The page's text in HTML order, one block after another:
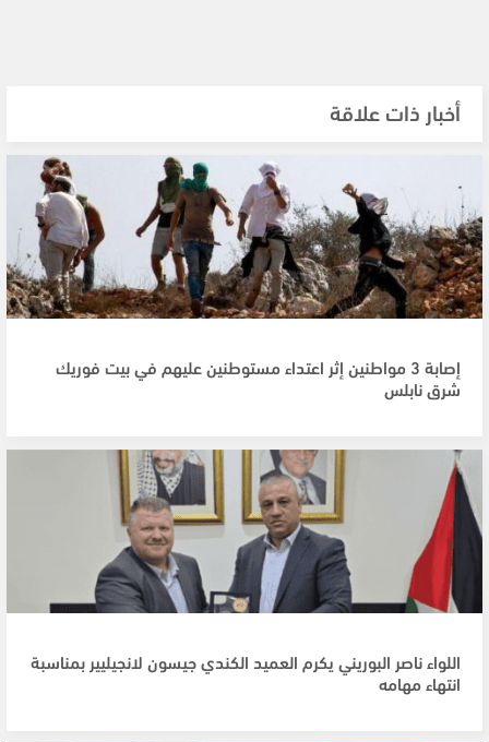
أخبار ذات علاقة
إصابة 3 مواطنين إثر اعتداء مستوطنين عليهم في بيت فوريك
شرق نابلس
اللواء ناصر البوريني يكرم العميد الكندي جيسون لانجيليير بمناسبة
انتهاء مهامه